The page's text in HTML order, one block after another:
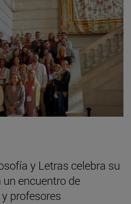
y Letras celebra su
encuentro de
profesores